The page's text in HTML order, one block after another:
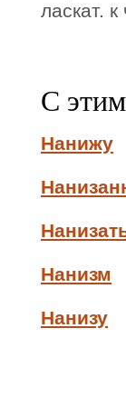
ласкат.
С
Нанижу
Нанизм
Нанизу